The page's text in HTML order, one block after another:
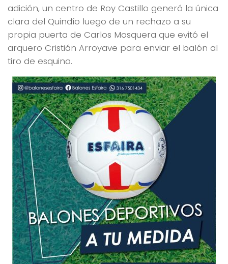
adición, un centro de Roy Castillo generó la única
clara del Quindío luego de un rechazo a su
propia puerta de Carlos Mosquera que evitó el
arquero Cristián Arroyave para enviar el balón al
tiro de esquina.